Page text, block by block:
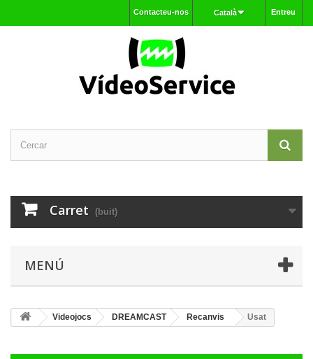
Entreu
Català
Contacteu-nos
Carret (buit)
MENÚ
Videojocs DREAMCAST Recanvis Usat